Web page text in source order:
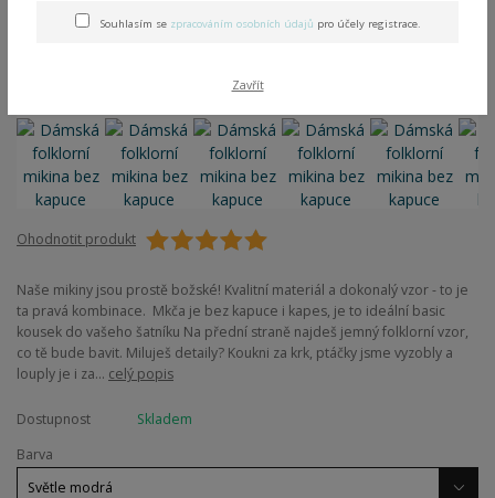
Ohodnotit produkt
Naše mikiny jsou prostě božské! Kvalitní materiál a dokonalý vzor - to je
ta pravá kombinace. Mkča je bez kapuce i kapes, je to ideální basic
kousek do vašeho šatníku Na přední straně najdeš jemný folklorní vzor,
co tě bude bavit. Miluješ detaily? Koukni za krk, ptáčky jsme vyzobly a
louply je i za... celý popis
Dostupnost
Skladem
Barva
Souhlasím se zpracováním osobních údajů pro účely registrace.
Zavřít